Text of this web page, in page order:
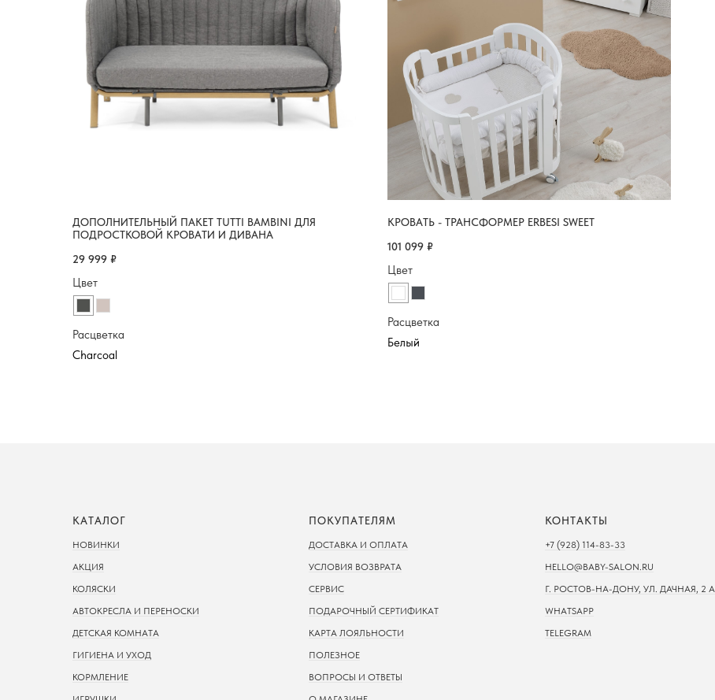
ДОПОЛНИТЕЛЬНЫЙ ПАКЕТ TUTTI BAMBINI ДЛЯ
ПОДРОСТКОВОЙ КРОВАТИ И ДИВАНА
29 999 ₽
Цвет
Расцветка
КРОВАТЬ - ТРАНСФОРМЕР ERBESI SWEET
101 099 ₽
Цвет
Расцветка
КАТАЛОГ
НОВИНКИ
АКЦИЯ
КОЛЯСКИ
АВТОКРЕСЛА И ПЕРЕНОСКИ
ДЕТСКАЯ КОМНАТА
ГИГИЕНА И УХОД
КОРМЛЕНИЕ
ПОКУПАТЕЛЯМ
ДОСТАВКА И ОПЛАТА
УСЛОВИЯ ВОЗВРАТА
СЕРВИС
ПОДАРОЧНЫЙ СЕРТИФИКАТ
КАРТА ЛОЯЛЬНОСТИ
ПОЛЕЗНОЕ
ВОПРОСЫ И ОТВЕТЫ
КОНТАКТЫ
+7 (928) 114-83-33
HELLO@BABY-SALON.RU
Г. РОСТОВ-НА-ДОНУ, УЛ. ДАЧНАЯ, 2 А
WHATSAPP
TELEGRAM